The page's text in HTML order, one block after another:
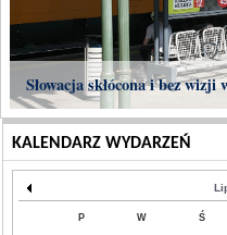
Słowacja skłócona i bez
KALENDARZ WYDARZEŃ
P W Ś